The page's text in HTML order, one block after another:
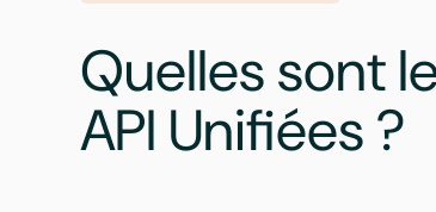
Quelles sont
API Unifiées ?